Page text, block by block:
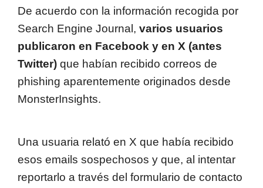
De acuerdo con la información recogida por
Search Engine Journal, varios usuarios
publicaron en Facebook y en X (antes
Twitter) que habían recibido correos de
phishing aparentemente originados desde
MonsterInsights.
Una usuaria relató en X que había recibido
esos emails sospechosos y que, al intentar
reportarlo a través del formulario de contacto